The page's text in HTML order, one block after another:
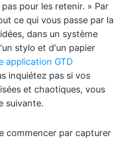
pour les retenir. » Par
ce qui vous passe par la
dans un système
stylo et d'un papier
application GTD
inquiétez pas si vos
et chaotiques, vous
suivante.
commencer par capturer